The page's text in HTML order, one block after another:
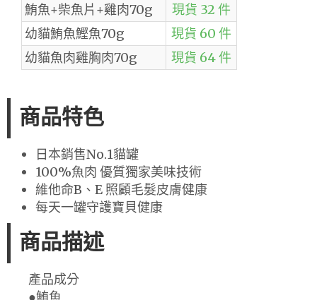
鮪魚+柴魚片+雞肉70g
現貨 32 件
幼貓鮪魚鰹魚70g
現貨 60 件
幼貓魚肉雞胸肉70g
現貨 64 件
商品特色
日本銷售No.1貓罐
100%魚肉 優質獨家美味技術
維他命B、E 照顧毛髮皮膚健康
每天一罐守護寶貝健康
商品描述
產品成分